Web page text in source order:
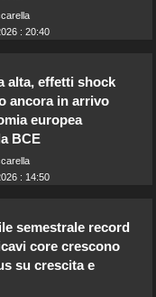
: 20:40
alta, effetti shock
ancora in arrivo
europea
BCE
: 14:50
semestrale record
core crescono
su crescita e